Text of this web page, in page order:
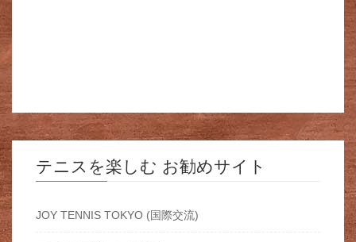
テニスを楽しむ お勧めサイト
JOY TENNIS TOKYO (国際交流)